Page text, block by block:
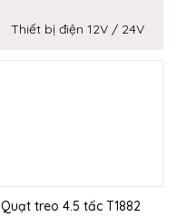
Thiết bị điện 12V / 24V
Quạt treo 4.5 tấc T1882